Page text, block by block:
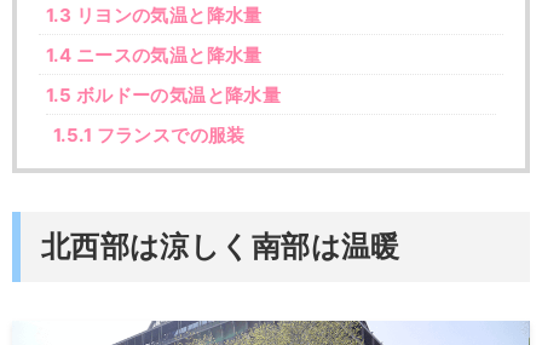
1.3 リヨンの気温と降水量
1.4 ニースの気温と降水量
1.5 ボルドーの気温と降水量
1.5.1 フランスでの服装
北西部は涼しく南部は温暖